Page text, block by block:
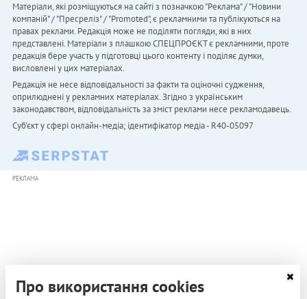
Матеріали, які розміщуються на сайті з позначкою "Реклама" / "Новини
компаній" / "Пресреліз" / "Promoted", є рекламними та публікуються на
правах реклами. Редакція може не поділяти погляди, які в них
представлені. Матеріали з плашкою СПЕЦПРОЄКТ є рекламними, проте
редакція бере участь у підготовці цього контенту і поділяє думки,
висловлені у цих матеріалах.
Редакція не несе відповідальності за факти та оціночні судження,
оприлюднені у рекламних матеріалах. Згідно з українським
законодавством, відповідальність за зміст реклами несе рекламодавець.
Cуб'єкт у сфері онлайн-медіа; ідентифікатор медіа - R40-05097
РЕКЛАМА
Про використання cookies